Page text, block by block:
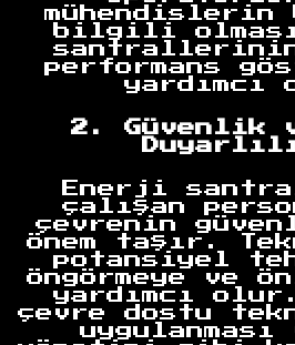
mühendislerin
bilgili
santrallerinin
performans
yardımcı
2. Güvenlik
Enerji
çalışan
çevrenin
önem taşır.
potansiyel
öngörmeye ve
yardımcı
çevre dostu